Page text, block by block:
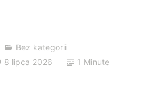
Bez kategorii
8 lipca 2026 1 Minute